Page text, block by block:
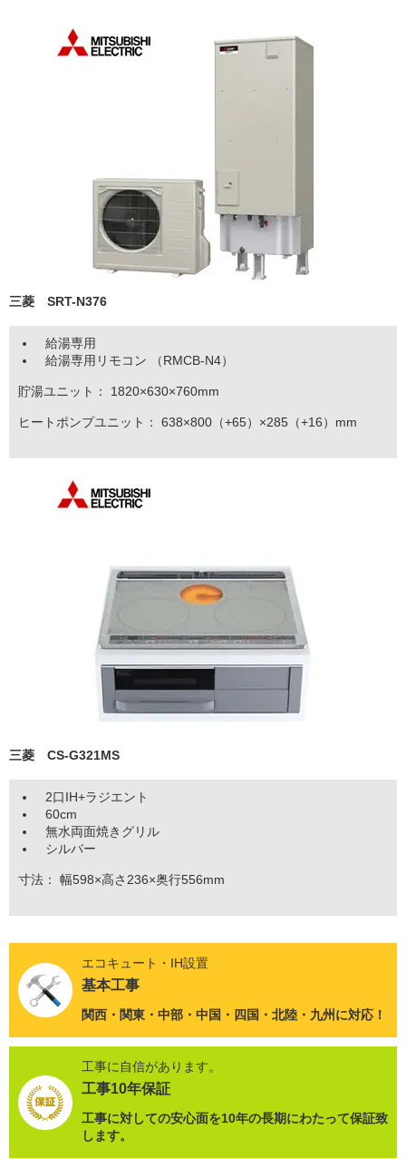
三菱 SRT-N376
給湯専用
給湯専用リモコン （RMCB-N4）
貯湯ユニット： 1820×630×760mm
ヒートポンプユニット： 638×800（+65）×285（+16）mm
三菱 CS-G321MS
2口IH+ラジエント
60cm
無水両面焼きグリル
シルバー
寸法： 幅598×高さ236×奥行556mm
エコキュート・IH設置
基本工事
関西・関東・中部・中国・四国・北陸・九州に対応！
工事に自信があります。
工事10年保証
工事に対しての安心面を10年の長期にわたって保証致
します。